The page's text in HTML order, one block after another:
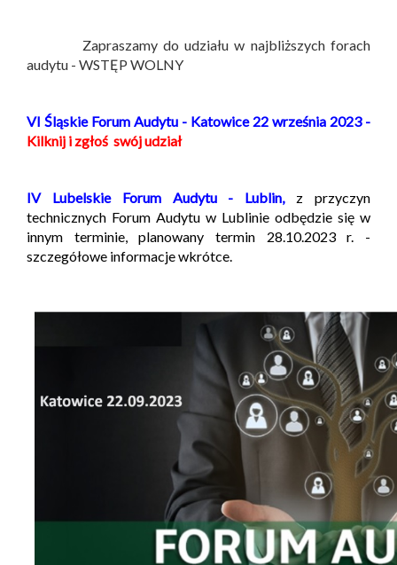
Zapraszamy do udziału w najbliższych forach
audytu - WSTĘP WOLNY
VI Śląskie Forum Audytu - Katowice 22 września 2023 -
Kilknij i zgłoś swój udział
IV Lubelskie Forum Audytu - Lublin,
z przyczyn
technicznych Forum Audytu w Lublinie odbędzie się w
innym terminie, planowany termin 28.10.2023 r. -
szczegółowe informacje wkrótce.